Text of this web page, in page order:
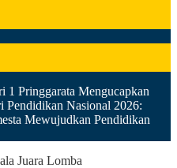
1 Pringgarata Mengucapkan
Pendidikan Nasional 2026:
Mewujudkan Pendidikan
Juara Lomba